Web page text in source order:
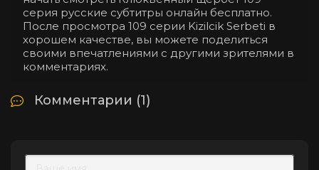
серия русские субтитры онлайн бесплатно.
После просмотра 109 серии Kizilcik Serbeti в
хорошем качестве, вы можете поделиться
своими впечатлениями с другими зрителями в
комментариях.
Комментарии (1)